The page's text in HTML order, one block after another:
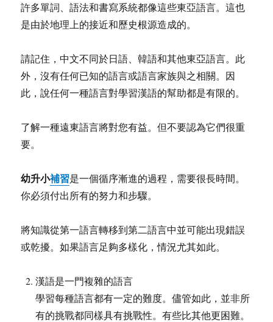
許多單詞、語法和書寫系統都像這些東亞語言。這也
是由於地理上的接近和歷史根源造成的。
請記住，中文不同於日語、韓語和其他東亞語言。此
外，沒有任何已知的語言或語言家族與之相關。因
此，說任何一種語言對學習漢語的幫助都是有限的。
了解一種遠東語言將對您有益。但不要認為它們很重
要。
幼升小補習是一個循序漸進的過程，需要很長時間。
你必須付出所有的努力和步驟。
將知識從第一語言轉移到第二語言中並可能出現錯誤
或乾擾。如果語言足夠多樣化，情況尤其如此。
漢語是一門複雜的語言
學習每種語言都有一定的難度。儘管如此，並非所
有的挑戰都同樣具有挑戰性。有些比其他更困難。